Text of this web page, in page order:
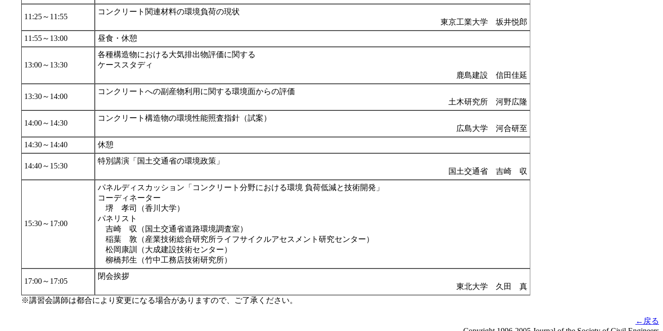
11:25～11:55
コンクリート関連材料の環境負荷の現状
東京工業大学 坂井悦郎
11:55～13:00
昼食・休憩
13:00～13:30
各種構造物における大気排出物評価に関する
ケーススタディ
鹿島建設 信田佳延
13:30～14:00
コンクリートへの副産物利用に関する環境面からの評価
土木研究所 河野広隆
14:00～14:30
コンクリート構造物の環境性能照査指針（試案）
広島大学 河合研至
14:30～14:40
休憩
14:40～15:30
特別講演「国土交通省の環境政策」
国土交通省 吉崎 収
15:30～17:00
パネルディスカッション「コンクリート分野における環境 負荷低減と技術開発」
コーディネーター
堺 孝司（香川大学）
パネリスト
吉崎 収（国土交通省道路環境調査室）
稲葉 敦（産業技術総合研究所ライフサイクルアセスメント研究センター）
松岡康訓（大成建設技術センター）
柳橋邦生（竹中工務店技術研究所）
17:00～17:05
閉会挨拶
東北大学 久田 真
※講習会講師は都合により変更になる場合がありますので、ご了承ください。
←戻る